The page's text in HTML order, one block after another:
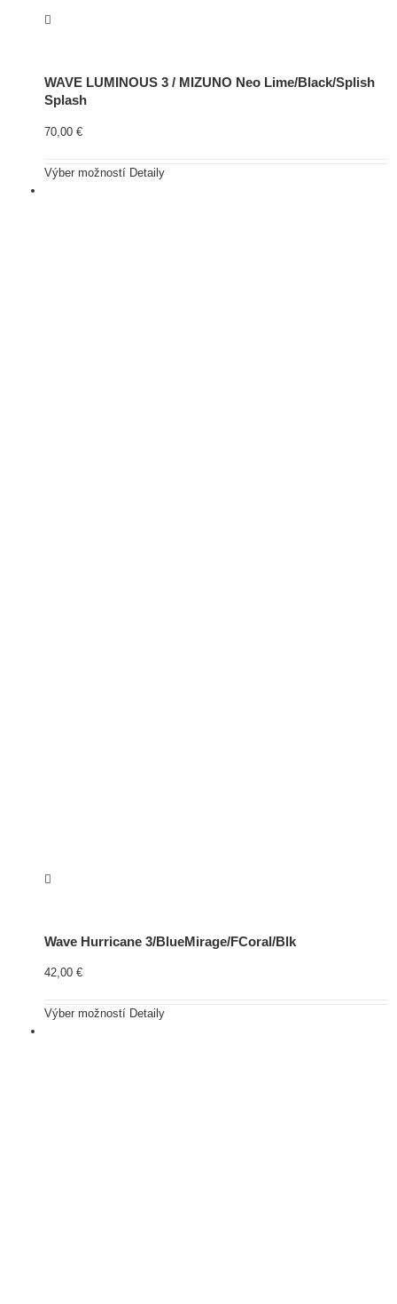
WAVE LUMINOUS 3 / MIZUNO Neo Lime/Black/Splish
Splash
70,00 €
Výber možností Detaily
Wave Hurricane 3/BlueMirage/FCoral/Blk
42,00 €
Výber možností Detaily